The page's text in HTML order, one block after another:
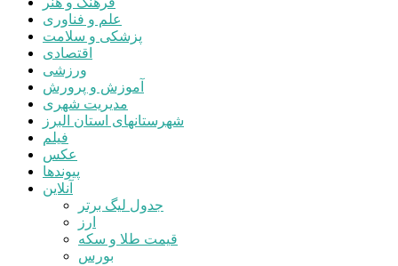
علم و فناوری
پزشکی و سلامت
اقتصادی
ورزشی
آموزش و پرورش
مدیریت شهری
شهرستانهای استان البرز
فیلم
عکس
پیوندها
آنلاین
جدول لیگ برتر
ارز
قیمت طلا و سکه
بورس